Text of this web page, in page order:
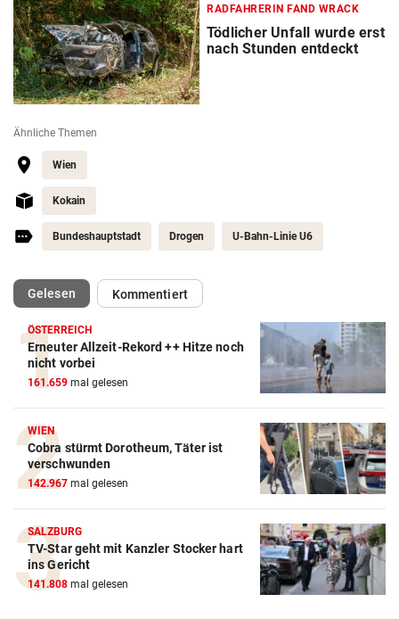
RADFAHRERIN FAND WRACK
Tödlicher Unfall wurde erst
nach Stunden entdeckt
Ähnliche Themen
Wien
Kokain
Bundeshauptstadt Drogen U-Bahn-Linie U6
Gelesen(ausgewählt)Kommentiert
ÖSTERREICH
Erneuter Allzeit-Rekord ++ Hitze noch
nicht vorbei
161.659 mal gelesen
WIEN
Cobra stürmt Dorotheum, Täter ist
verschwunden
142.967 mal gelesen
SALZBURG
TV-Star geht mit Kanzler Stocker hart
ins Gericht
141.808 mal gelesen